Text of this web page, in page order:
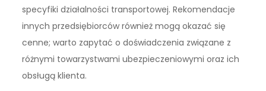
specyfiki działalności transportowej. Rekomendacje
innych przedsiębiorców również mogą okazać się
cenne; warto zapytać o doświadczenia związane z
różnymi towarzystwami ubezpieczeniowymi oraz ich
obsługą klienta.